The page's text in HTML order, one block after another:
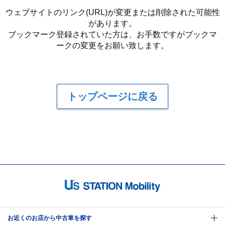
ウェブサイトのリンク(URL)が変更または削除された可能性
があります。
ブックマーク登録されていた方は、お手数ですがブックマ
ークの変更をお願い致します。
トップページに戻る
お近くのお店から中古車を探す